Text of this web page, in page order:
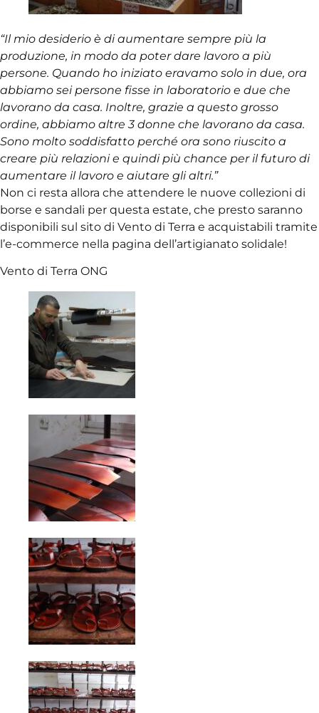
“Il mio desiderio è di aumentare sempre più la
produzione, in modo da poter dare lavoro a più
persone. Quando ho iniziato eravamo solo in due, ora
abbiamo sei persone fisse in laboratorio e due che
lavorano da casa. Inoltre, grazie a questo grosso
ordine, abbiamo altre 3 donne che lavorano da casa.
Sono molto soddisfatto perché ora sono riuscito a
creare più relazioni e quindi più chance per il futuro di
aumentare il lavoro e aiutare gli altri.”
Non ci resta allora che attendere le nuove collezioni di
borse e sandali per questa estate, che presto saranno
disponibili sul sito di Vento di Terra e acquistabili tramite
l’e-commerce nella pagina dell’artigianato solidale!
Vento di Terra ONG